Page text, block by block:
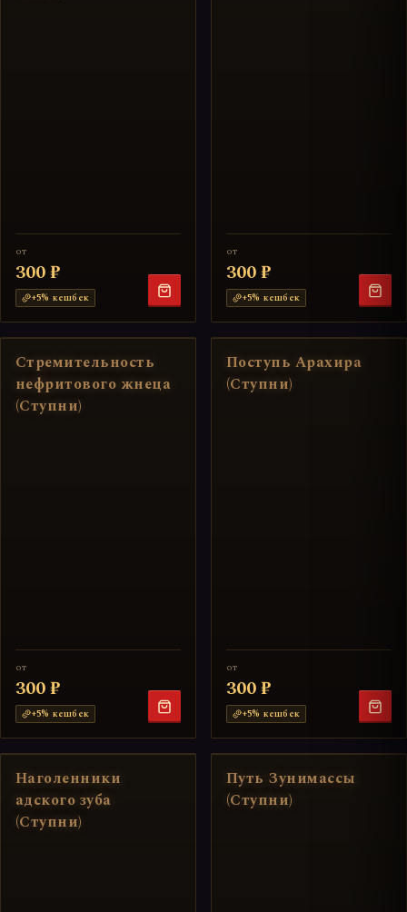
от
300 ₽
+5% кешбек
от
300 ₽
+5% кешбек
Стремительность
нефритового жнеца
(Ступни)
от
300 ₽
+5% кешбек
Поступь Арахира
(Ступни)
от
300 ₽
+5% кешбек
Наголенники
адского зуба
(Ступни)
Путь Зунимассы
(Ступни)